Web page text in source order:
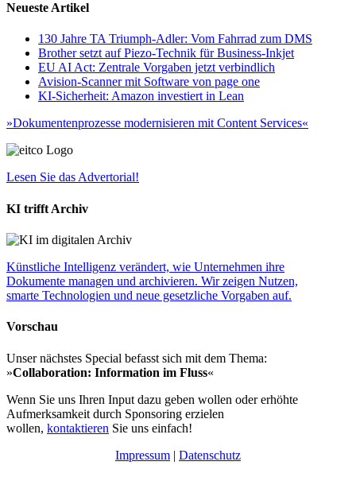
Neueste Artikel
130 Jahre TA Triumph-Adler: Vom Fahrrad zum DMS
Brother setzt auf Piezo-Technik für Business-Inkjet
EU AI Act: Zentrale Vorgaben jetzt verbindlich
Avision-Scanner mit Software von page one
KI-Sicherheit: Amazon investiert in Lean
»Dokumentenprozesse modernisieren mit Content Services«
Lesen Sie das Advertorial!
KI trifft Archiv
Künstliche Intelligenz verändert, wie Unternehmen ihre
Dokumente managen und archivieren. Wir zeigen Nutzen,
smarte Technologien und neue gesetzliche Vorgaben auf.
Vorschau
Unser nächstes Special befasst sich mit dem Thema:
»Collaboration: Information im Fluss«
Wenn Sie uns Ihren Input dazu geben wollen oder erhöhte
Aufmerksamkeit durch Sponsoring erzielen
wollen, kontaktieren Sie uns einfach!
Impressum | Datenschutz